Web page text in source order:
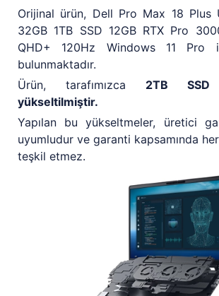
Orijinal ürün, Dell Pro Max 18 Plus
32GB 1TB SSD 12GB RTX Pro
QHD+ 120Hz Windows 11 Pro
bulunmaktadır.
Ürün, tarafımızca 2TB SSD
yükseltilmiştir.
Yapılan bu yükseltmeler, üretici
uyumludur ve garanti kapsamında
teşkil etmez.